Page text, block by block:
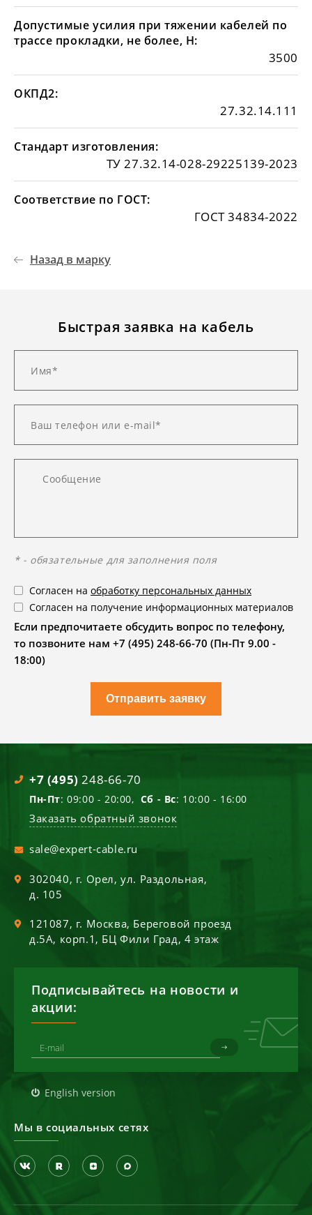
Допустимые усилия при тяжении кабелей по
трассе прокладки, не более, Н:
3500
ОКПД2:
27.32.14.111
Стандарт изготовления:
ТУ 27.32.14-028-29225139-2023
Соответствие по ГОСТ:
ГОСТ 34834-2022
Назад в марку
Быстрая заявка на кабель
* - обязательные для заполнения поля
Согласен на обработку персональных данных
Согласен на получение информационных материалов
Если предпочитаете обсудить вопрос по телефону,
то позвоните нам +7 (495) 248-66-70 (Пн-Пт 9.00 -
18:00)
Отправить заявку
+7 (495) 248-66-70
Пн-Пт: 09:00 - 20:00, Сб - Вс: 10:00 - 16:00
Заказать обратный звонок
sale@expert-cable.ru
302040, г. Орел,ул. Раздольная,
д. 105
121087, г. Москва, Береговой проезд
д.5А, корп.1, БЦ Фили Град, 4 этаж
Подписывайтесь на новости и
акции:
English version
Мы в социальных сетях